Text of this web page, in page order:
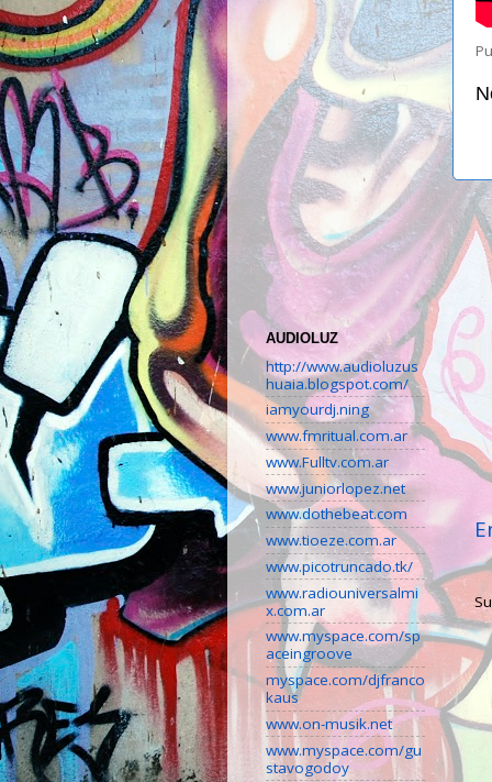
AUDIOLUZ
http://www.audioluzus
huaia.blogspot.com/
iamyourdj.ning
www.fmritual.com.ar
www.Fulltv.com.ar
www.juniorlopez.net
www.dothebeat.com
www.tioeze.com.ar
www.picotruncado.tk/
www.radiouniversalmi
x.com.ar
www.myspace.com/sp
aceingroove
myspace.com/djfranco
kaus
www.on-musik.net
www.myspace.com/gu
stavogodoy